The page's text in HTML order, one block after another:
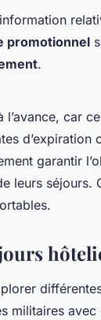
promotionnel
.
l’avance, car
d’expiration
garantir
leurs séjours.
militaires avec